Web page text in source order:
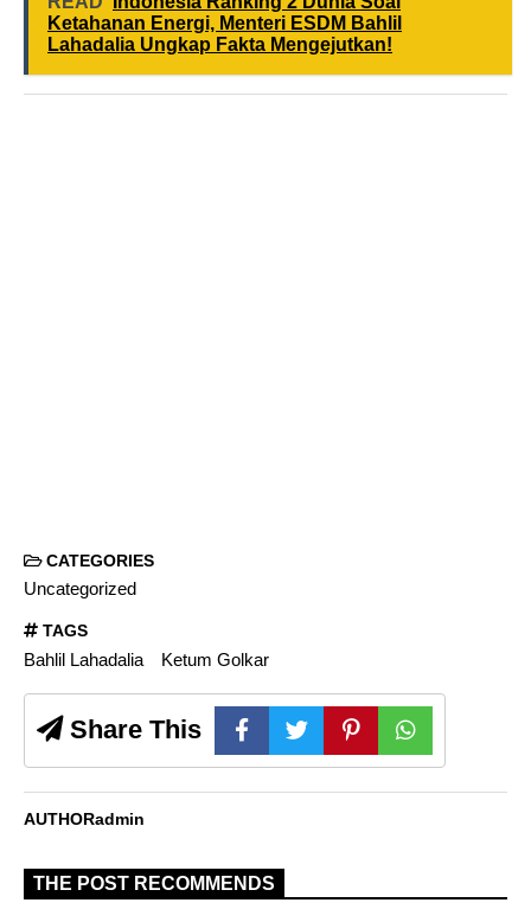
Ketahanan Energi, Menteri ESDM Bahlil
Lahadalia Ungkap Fakta Mengejutkan!
CATEGORIES
Uncategorized
TAGS
Bahlil Lahadalia Ketum Golkar
Share This
AUTHORadmin
THE POST RECOMMENDS